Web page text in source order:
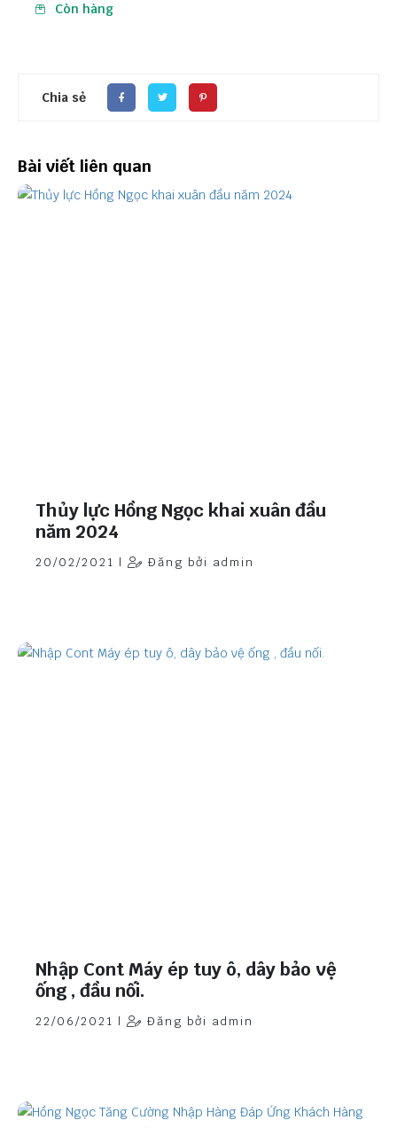
Còn hàng
Chia sẻ
Bài viết liên quan
Thủy lực Hồng Ngọc khai xuân đầu
năm 2024
20/02/2021 | Đăng bởi admin
Nhập Cont Máy ép tuy ô, dây bảo vệ
ống , đầu nối.
22/06/2021 | Đăng bởi admin